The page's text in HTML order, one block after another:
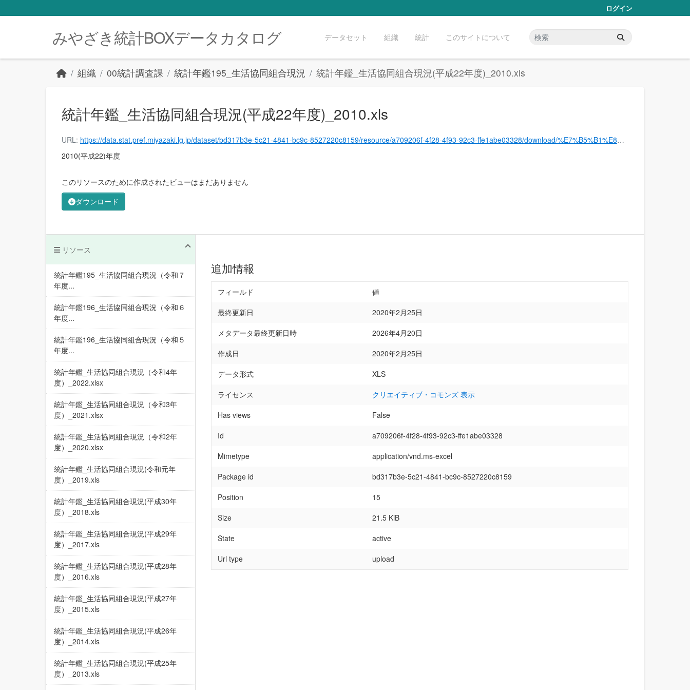
ログイン
みやざき統計BOXデータカタログ データセット 組織 統計 このサイトについて
組織 00統計調査課 統計年鑑195_生活協同組合現況 統計年鑑_生活協同組合現況(平成22年度)_2010.xls
ダウンロード
統計年鑑_生活協同組合現況(平成22年度)_2010.xls
URL: https://data.stat.pref.miyazaki.lg.jp/dataset/bd317b3e-5c21-4841-bc9c-8527220c8159/resource/a709206f-4f28-4f93-92c3-ffe1abe03328/download/%E7%B5%B1%E8%A8%88%E5%B9%B4%E9%91%91_%E7%94%9F%E6%B4%BB%E5%8D%94%E5%90%8C%E7%B5%84%E5%90%88%E7%8F%BE%E6%B3%81(%E5%B9%B3%E6%88%9022%E5%B9%B4%E5%BA%A6)_2010.xls
2010(平成22)年度
このリソースのために作成されたビューはまだありません
リソース
統計年鑑195_生活協同組合現況（令和７
年度...
統計年鑑196_生活協同組合現況（令和６
年度...
統計年鑑196_生活協同組合現況（令和５
年度...
統計年鑑_生活協同組合現況（令和4年
度）_2022.xlsx
統計年鑑_生活協同組合現況（令和3年
度）_2021.xlsx
統計年鑑_生活協同組合現況（令和2年
度）_2020.xlsx
統計年鑑_生活協同組合現況(令和元年
度）_2019.xls
統計年鑑_生活協同組合現況(平成30年
度）_2018.xls
統計年鑑_生活協同組合現況(平成29年
度）_2017.xls
統計年鑑_生活協同組合現況(平成28年
度）_2016.xls
統計年鑑_生活協同組合現況(平成27年
度）_2015.xls
統計年鑑_生活協同組合現況(平成26年
度）_2014.xls
統計年鑑_生活協同組合現況(平成25年
度）_2013.xls
追加情報
フィールド
値
最終更新日
2020年2月25日
メタデータ最終更新日時
2026年4月20日
作成日
2020年2月25日
データ形式
XLS
ライセンス
クリエイティブ・コモンズ 表示
Has views
False
Id
a709206f-4f28-4f93-92c3-ffe1abe03328
Mimetype
application/vnd.ms-excel
Package id
bd317b3e-5c21-4841-bc9c-8527220c8159
Position
15
Size
21.5 KiB
State
active
Url type
upload